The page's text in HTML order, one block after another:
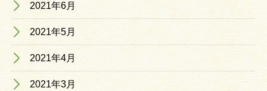
2021年6月
2021年5月
2021年4月
2021年3月